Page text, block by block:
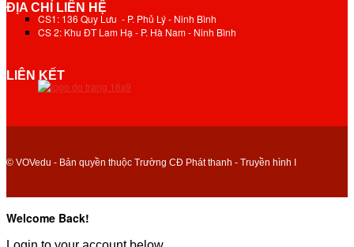
ĐỊA CHỈ LIÊN HỆ
CS1: 136 Quy Lưu - P. Phủ Lý - Ninh Bình
CS 2: Khu ĐT Lam Hạ - P. Hà Nam - Ninh Bình
LIÊN KẾT
© VOVedu - Bản quyền thuộc Trường CĐ Phát thanh - Truyền hình I
Welcome Back!